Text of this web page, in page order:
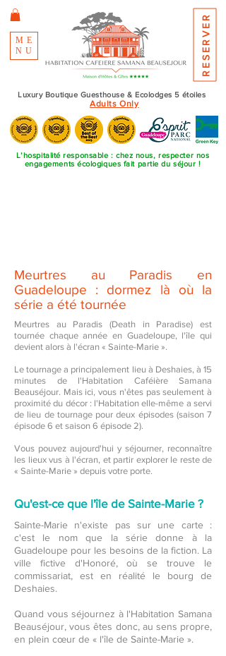
ME
NU
Luxury Boutique Guesthouse & Ecolodges 5 étoiles
Adults Only
RESERVER
L’hospitalité responsable : chez nous, respecter nos
engagements écologiques fait partie du séjour !
Meurtres au Paradis en
Guadeloupe : dormez là où la
série a été tournée
Meurtres au Paradis (Death in Paradise) est
tournée chaque année en Guadeloupe, l'île qui
devient alors à l'écran « Sainte-Marie ».
Le tournage a principalement lieu à Deshaies, à 15
minutes de l'Habitation Caféière Samana
Beauséjour. Mais ici, vous n'êtes pas seulement à
proximité du décor : l'Habitation elle-même a servi
de lieu de tournage pour deux épisodes (saison 7
épisode 6 et saison 6 épisode 2).
Vous pouvez aujourd'hui y séjourner, reconnaître
les lieux vus à l'écran, et partir explorer le reste de
« Sainte-Marie » depuis votre porte.
Qu'est-ce que l'île de Sainte-Marie ?
Sainte-Marie n'existe pas sur une carte :
c'est le nom que la série donne à la
Guadeloupe pour les besoins de la fiction. La
ville fictive d'Honoré, où se trouve le
commissariat, est en réalité le bourg de
Deshaies.
Quand vous séjournez à l'Habitation Samana
Beauséjour, vous êtes donc, au sens propre,
en plein cœur de « l'île de Sainte-Marie ».